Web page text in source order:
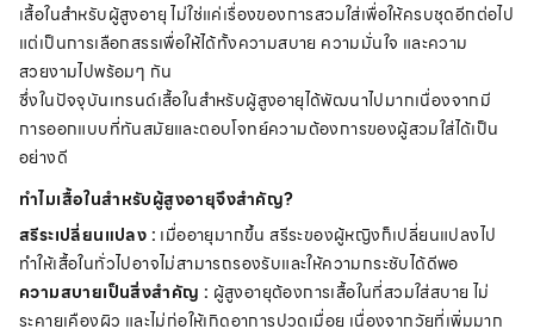
เสื้อในสำหรับผู้สูงอายุ ไม่ใช่แค่เรื่องของการสวมใส่เพื่อให้ครบชุดอีกต่อไป
แต่เป็นการเลือกสรรเพื่อให้ได้ทั้งความสบาย ความมั่นใจ และความ
สวยงามไปพร้อมๆ กัน
ซึ่งในปัจจุบันเทรนด์เสื้อในสำหรับผู้สูงอายุได้พัฒนาไปมากเนื่องจากมี
การออกแบบที่ทันสมัยและตอบโจทย์ความต้องการของผู้สวมใส่ได้เป็น
อย่างดี
ทำไมเสื้อในสำหรับผู้สูงอายุจึงสำคัญ?
สรีระเปลี่ยนแปลง : เมื่ออายุมากขึ้น สรีระของผู้หญิงก็เปลี่ยนแปลงไป
ทำให้เสื้อในทั่วไปอาจไม่สามารถรองรับและให้ความกระชับได้ดีพอ
ความสบายเป็นสิ่งสำคัญ : ผู้สูงอายุต้องการเสื้อในที่สวมใส่สบาย ไม่
ระคายเคืองผิว และไม่ก่อให้เกิดอาการปวดเมื่อย เนื่องจากวัยที่เพิ่มมาก